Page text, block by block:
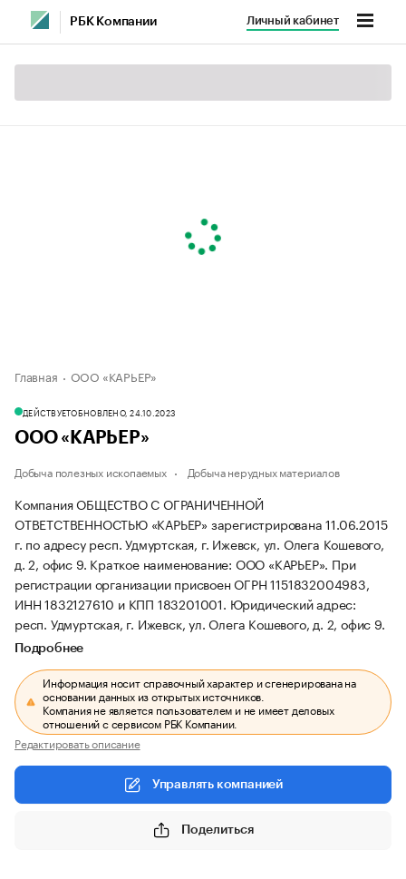
РБК Компании Личный кабинет
Главная ООО «КАРЬЕР»
ДЕЙСТВУЕТОБНОВЛЕНО, 24.10.2023
ООО «КАРЬЕР»
Добыча полезных ископаемых Добыча нерудных материалов
Компания ОБЩЕСТВО С ОГРАНИЧЕННОЙ
ОТВЕТСТВЕННОСТЬЮ «КАРЬЕР» зарегистрирована 11.06.2015
г. по адресу респ. Удмуртская, г. Ижевск, ул. Олега Кошевого,
д. 2, офис 9. Краткое наименование: ООО «КАРЬЕР». При
регистрации организации присвоен ОГРН 1151832004983,
ИНН 1832127610 и КПП 183201001. Юридический адрес:
респ. Удмуртская, г. Ижевск, ул. Олега Кошевого, д. 2, офис 9.
Подробнее
Информация носит справочный характер и сгенерирована на
основании данных из открытых источников.
Компания не является пользователем и не имеет деловых
отношений с сервисом РБК Компании.
Редактировать описание
Управлять компанией
Поделиться